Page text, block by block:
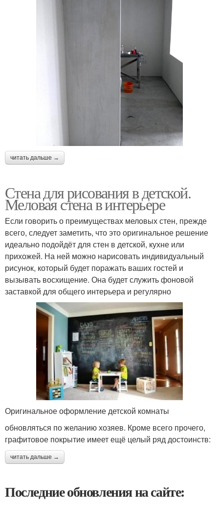
читать дальше →
Стена для рисования в детской.
Меловая стена в интерьере
Если говорить о преимуществах меловых стен, прежде
всего, следует заметить, что это оригинальное решение
идеально подойдёт для стен в детской, кухне или
прихожей. На ней можно нарисовать индивидуальный
рисунок, который будет поражать ваших гостей и
вызывать восхищение. Она будет служить фоновой
заставкой для общего интерьера и регулярно
Оригинальное оформление детской комнаты
обновляться по желанию хозяев. Кроме всего прочего,
графитовое покрытие имеет ещё целый ряд достоинств:
читать дальше →
Последние обновления на сайте: